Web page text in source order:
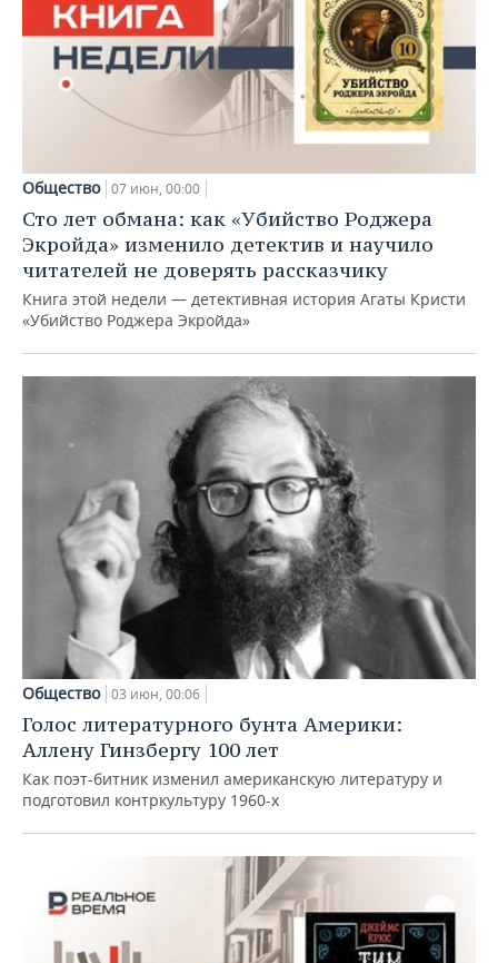
Общество 07 июн, 00:00
Сто лет обмана: как «Убийство Роджера
Экройда» изменило детектив и научило
читателей не доверять рассказчику
Книга этой недели — детективная история Агаты Кристи
«Убийство Роджера Экройда»
Общество 03 июн, 00:06
Голос литературного бунта Америки:
Аллену Гинзбергу 100 лет
Как поэт-битник изменил американскую литературу и
подготовил контркультуру 1960-х